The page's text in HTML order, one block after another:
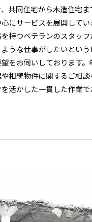
共同住宅から木造住宅ま
にサービスを展開して
持つベテランのスタッ
うな仕事がしたいという
をお伺いしております
相続物件に関するご相
活かした一貫した作業